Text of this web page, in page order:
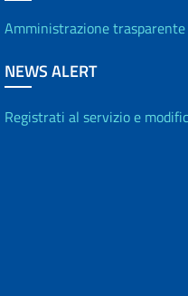
Amministrazione trasparente
NEWS ALERT
Registrati al servizio e